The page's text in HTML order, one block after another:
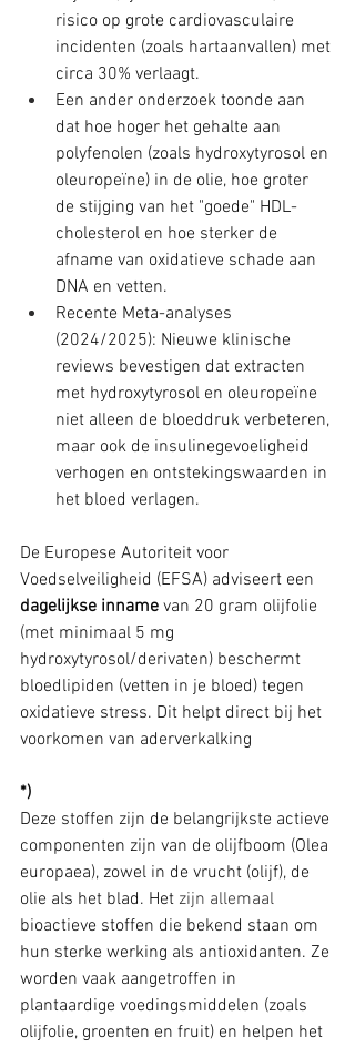
risico op grote cardiovasculaire
incidenten (zoals hartaanvallen) met
circa 30% verlaagt.
Een ander onderzoek toonde aan
dat hoe hoger het gehalte aan
polyfenolen (zoals hydroxytyrosol en
oleuropeïne) in de olie, hoe groter
de stijging van het "goede" HDL-
cholesterol en hoe sterker de
afname van oxidatieve schade aan
DNA en vetten.
Recente Meta-analyses
(2024/2025): Nieuwe klinische
reviews bevestigen dat extracten
met hydroxytyrosol en oleuropeïne
niet alleen de bloeddruk verbeteren,
maar ook de insulinegevoeligheid
verhogen en ontstekingswaarden in
het bloed verlagen.
De Europese Autoriteit voor
Voedselveiligheid (EFSA) adviseert een
dagelijkse inname van 20 gram olijfolie
(met minimaal 5 mg
hydroxytyrosol/derivaten) beschermt
bloedlipiden (vetten in je bloed) tegen
oxidatieve stress. Dit helpt direct bij het
voorkomen van aderverkalking
*)
Deze stoffen zijn de belangrijkste actieve
componenten zijn van de olijfboom (Olea
europaea), zowel in de vrucht (olijf), de
olie als het blad. Het zijn allemaal
bioactieve stoffen die bekend staan om
hun sterke werking als antioxidanten. Ze
worden vaak aangetroffen in
plantaardige voedingsmiddelen (zoals
olijfolie, groenten en fruit) en helpen het